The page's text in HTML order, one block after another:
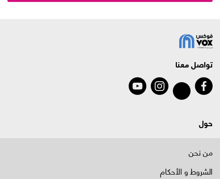
تواصل معنا
حول
من نحن
الشروط و الأحكام